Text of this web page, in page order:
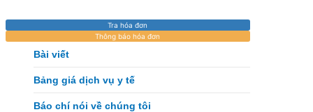
Tra hóa đơn
Thông báo hóa đơn
Bài viết
Bảng giá dịch vụ y tế
Báo chí nói về chúng tôi